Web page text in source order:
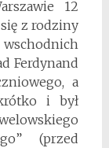
12
z rodziny
Ferdynand
a
i był
(przed